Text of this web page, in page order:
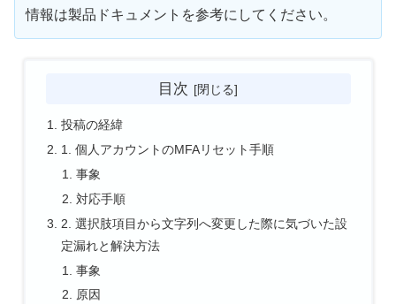
情報は製品ドキュメントを参考にしてください。
目次
投稿の経緯
1. 個人アカウントのMFAリセット手順
事象
対応手順
2. 選択肢項目から文字列へ変更した際に気づいた設
定漏れと解決方法
事象
原因